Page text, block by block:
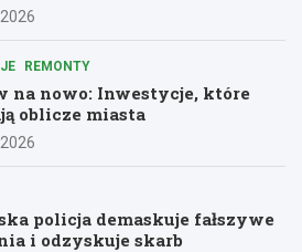
REMONTY
na nowo: Inwestycje, które
oblicze miasta
policja demaskuje fałszywe
i odzyskuje skarb